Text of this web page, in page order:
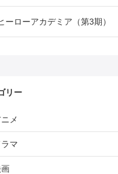
ーローアカデミア（第3期）
リー
メ
ラマ